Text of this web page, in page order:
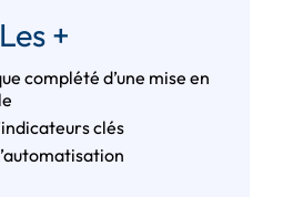
Les +
complété d’une mise en
clés